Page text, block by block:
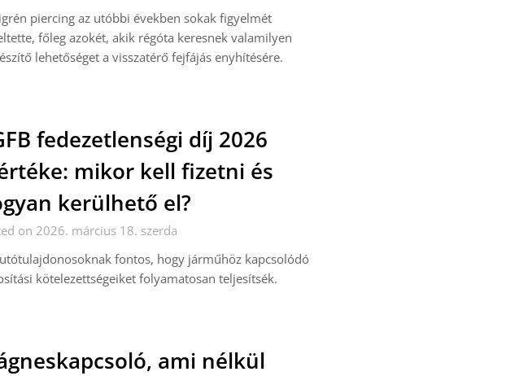
piercing az utóbbi években sokak figyelmét
főleg azokét, akik régóta keresnek valamilyen
lehetőséget a visszatérő fejfájás enyhítésére.
fedezetlenségi díj 2026
mikor kell fizetni és
kerülhető el?
on 2026. március 18. szerda
fontos, hogy járműhöz kapcsolódó
kötelezettségeiket folyamatosan teljesítsék.
ami nélkül